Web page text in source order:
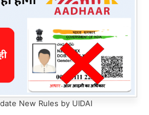
New Rules by UIDAI